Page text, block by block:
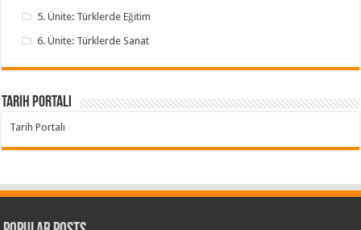
5. Ünite: Türklerde Eğitim
6. Ünite: Türklerde Sanat
Tarih Portalı
Tarih Portalı